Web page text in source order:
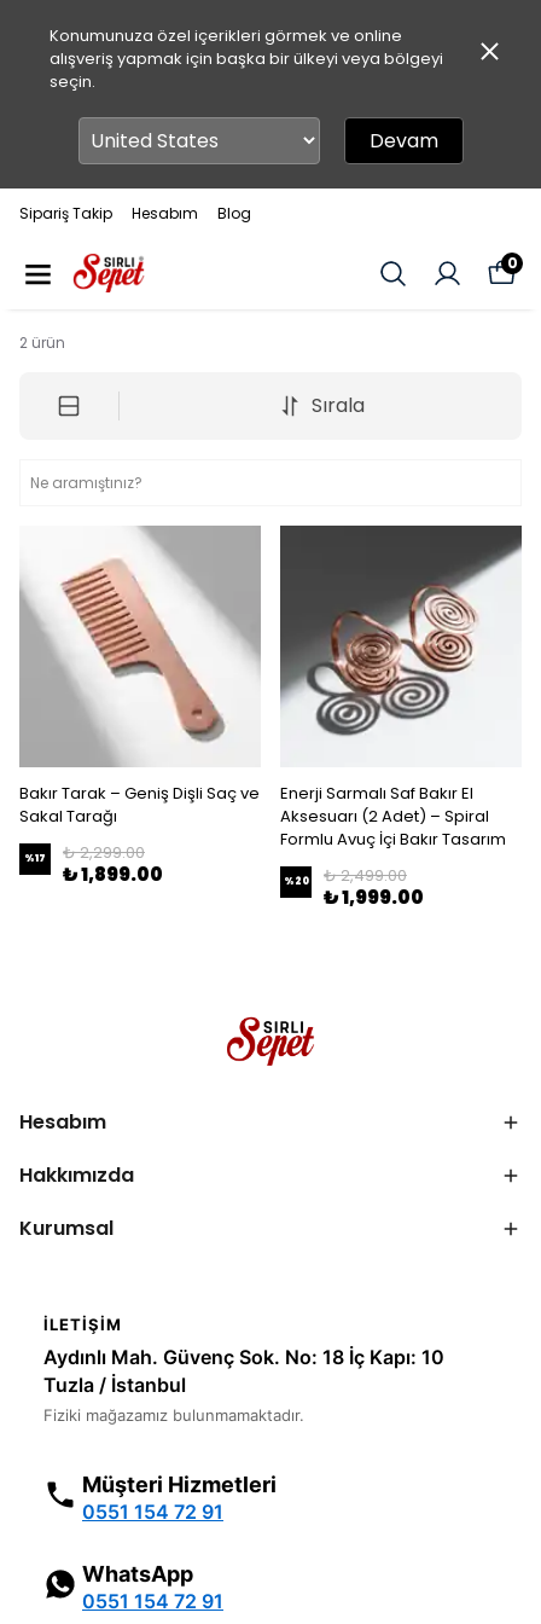
Konumunuza özel içerikleri görmek ve online
alışveriş yapmak için başka bir ülkeyi veya bölgeyi
seçin.
Devam
Sipariş Takip Hesabım Blog
0
2 ürün
Sırala
Bakır Tarak – Geniş Dişli Saç ve
Sakal Tarağı
%17 ₺ 2,299.00
₺ 1,899.00
Enerji Sarmalı Saf Bakır El
Aksesuarı (2 Adet) – Spiral
Formlu Avuç İçi Bakır Tasarım
%20 ₺ 2,499.00
₺ 1,999.00
Hesabım
Hakkımızda
Kurumsal
İLETIŞIM
Aydınlı Mah. Güvenç Sok. No: 18 İç Kapı: 10
Tuzla / İstanbul
Fiziki mağazamız bulunmamaktadır.
Müşteri Hizmetleri
0551 154 72 91
WhatsApp
0551 154 72 91